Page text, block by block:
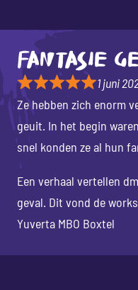
Fantasie
1 juni
Ze hebben zich enorm
geuit. In het begin
snel konden ze al hun
Een verhaal vertellen
geval. Dit vond de
Yuverta MBO Boxtel